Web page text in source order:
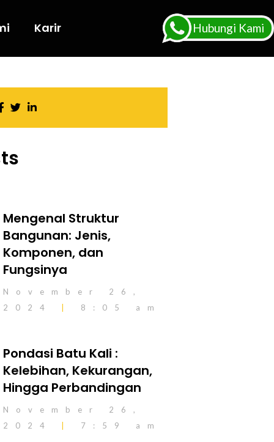
Karir Hubungi Kami
Mengenal Struktur
Bangunan: Jenis,
Komponen, dan
Fungsinya
November 26,
2024
8:05 am
Pondasi Batu Kali :
Kelebihan, Kekurangan,
Hingga Perbandingan
November 26,
2024
7:59 am